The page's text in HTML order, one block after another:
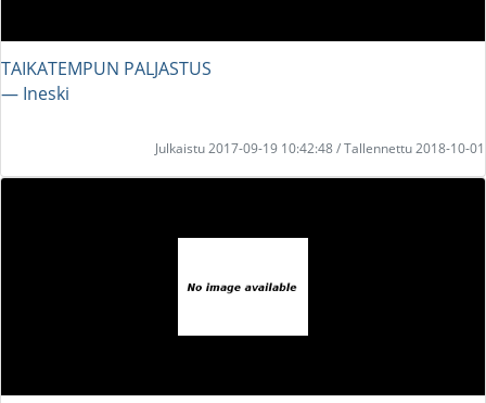
TAIKATEMPUN PALJASTUS
― Ineski
Julkaistu 2017-09-19 10:42:48 / Tallennettu 2018-10-01